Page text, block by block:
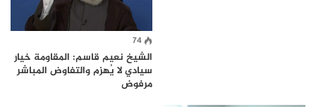
74
الشيخ نعيم قاسم: المقاومة خيار
سيادي لا يُهزم والتفاوض المباشر
مرفوض